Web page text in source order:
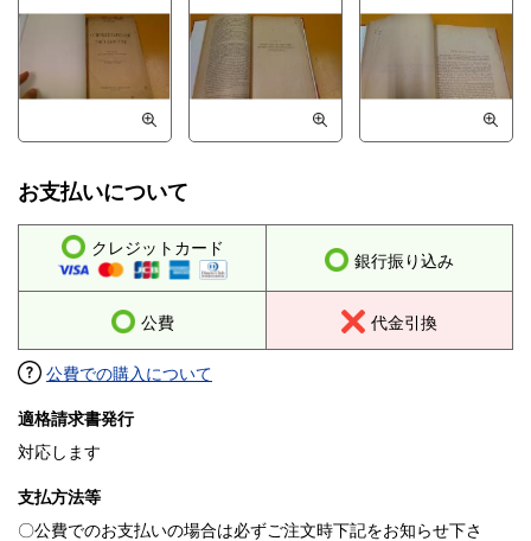
お支払いについて
クレジットカード
銀行振り込み
公費 代金引換
公費での購入について
適格請求書発行
対応します
支払方法等
〇公費でのお支払いの場合は必ずご注文時下記をお知らせ下さ